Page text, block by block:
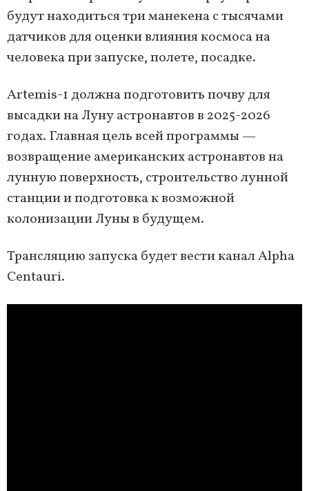
будут находиться три манекена с тысячами
датчиков для оценки влияния космоса на
человека при запуске, полете, посадке.
Artemis-1 должна подготовить почву для
высадки на Луну астронавтов в 2025-2026
годах. Главная цель всей программы —
возвращение американских астронавтов на
лунную поверхность, строительство лунной
станции и подготовка к возможной
колонизации Луны в будущем.
Трансляцию запуска будет вести канал Alpha
Centauri.